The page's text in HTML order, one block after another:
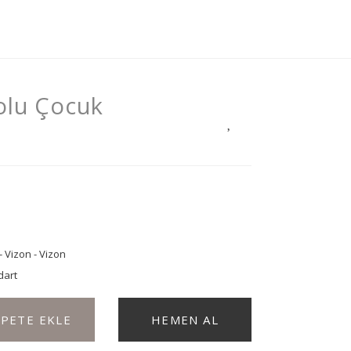
Çocuk
Vizon - Vizon
EKLE HEMEN AL